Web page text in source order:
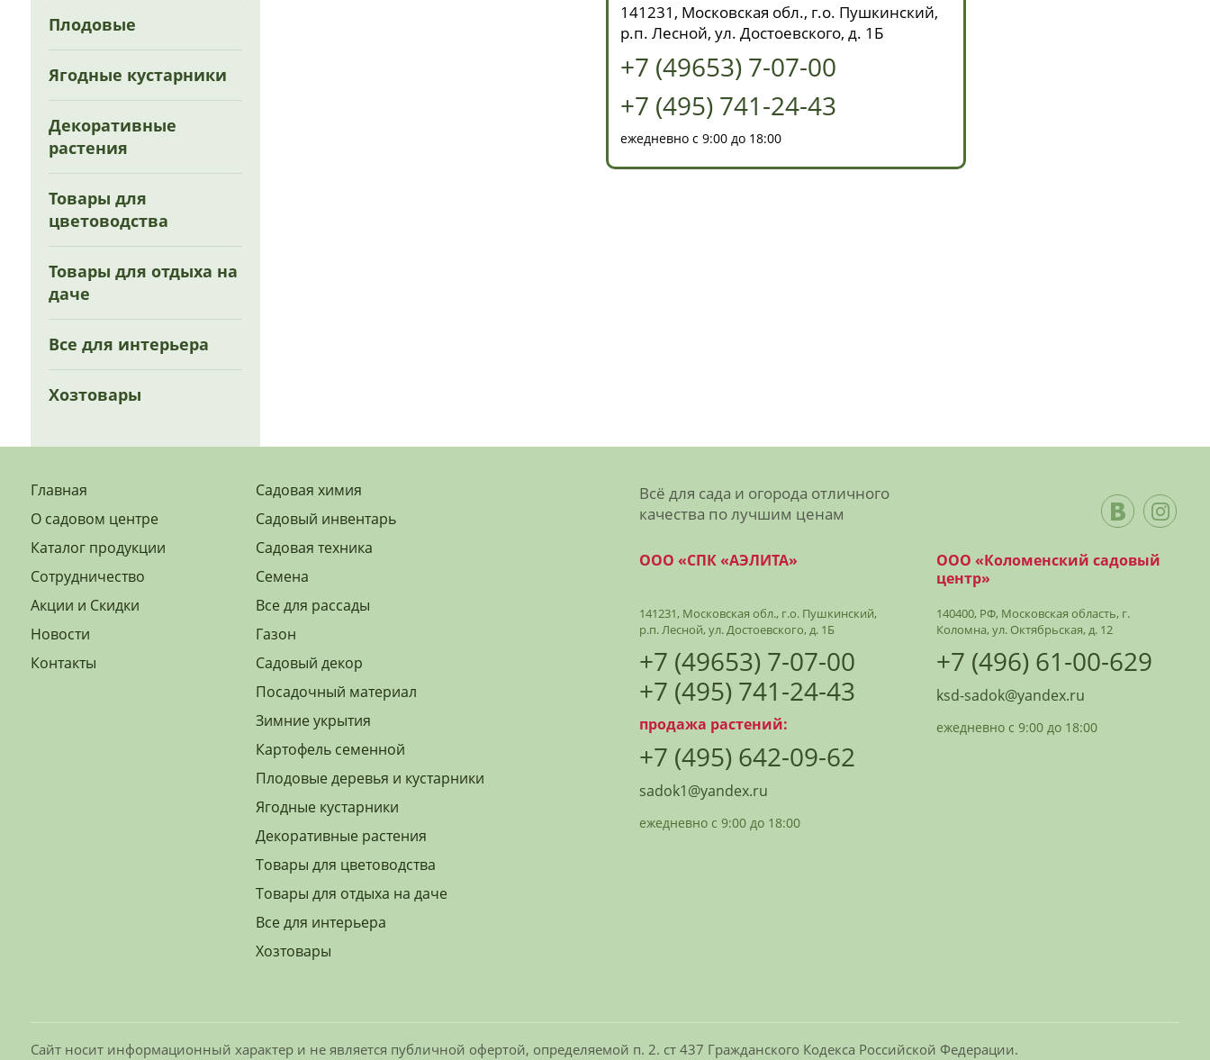
Плодовые
Ягодные кустарники
Декоративные
растения
Товары для
цветоводства
Товары для отдыха на
даче
Все для интерьера
Хозтовары
141231, Московская обл., г.о. Пушкинский,
р.п. Лесной, ул. Достоевского, д. 1Б
+7 (49653) 7-07-00
+7 (495) 741-24-43
ежедневно с 9:00 до 18:00
Главная
О садовом центре
Каталог продукции
Сотрудничество
Акции и Скидки
Новости
Контакты
Садовая химия
Садовый инвентарь
Садовая техника
Семена
Все для рассады
Газон
Садовый декор
Посадочный материал
Зимние укрытия
Картофель семенной
Плодовые деревья и кустарники
Ягодные кустарники
Декоративные растения
Товары для цветоводства
Товары для отдыха на даче
Все для интерьера
Хозтовары
Всё для сада и огорода отличного
качества по лучшим ценам
ООО «СПК «АЭЛИТА»
141231, Московская обл., г.о. Пушкинский,
р.п. Лесной, ул. Достоевского, д. 1Б
+7 (49653) 7-07-00
+7 (495) 741-24-43
продажа растений:
+7 (495) 642-09-62
sadok1@yandex.ru
ежедневно с 9:00 до 18:00
ООО «Коломенский садовый
центр»
140400, РФ, Московская область, г.
Коломна, ул. Октябрьская, д. 12
+7 (496) 61-00-629
ksd-sadok@yandex.ru
ежедневно с 9:00 до 18:00
Сайт носит информационный характер и не является публичной офертой, определяемой п. 2. ст 437 Гражданского Кодекса Российской Федерации.